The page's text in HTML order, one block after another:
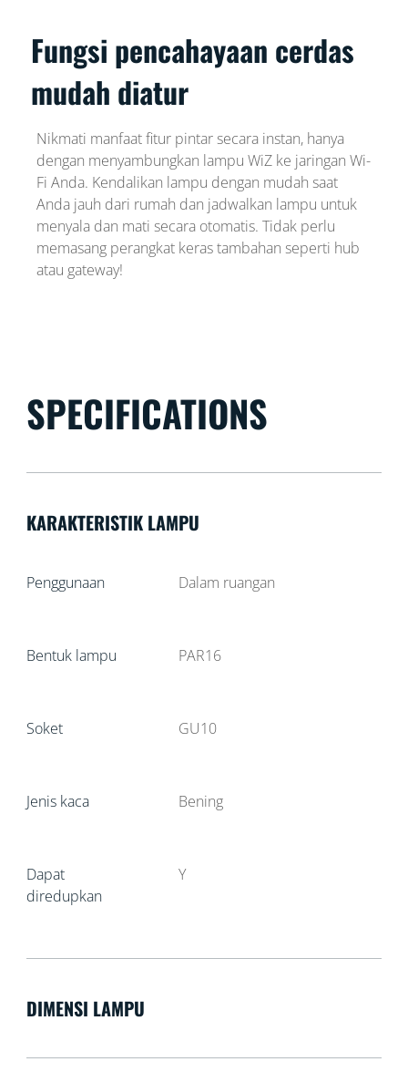
Fungsi pencahayaan cerdas
mudah diatur
Nikmati manfaat fitur pintar secara instan, hanya
dengan menyambungkan lampu WiZ ke jaringan Wi-
Fi Anda. Kendalikan lampu dengan mudah saat
Anda jauh dari rumah dan jadwalkan lampu untuk
menyala dan mati secara otomatis. Tidak perlu
memasang perangkat keras tambahan seperti hub
atau gateway!
SPECIFICATIONS
KARAKTERISTIK LAMPU
Penggunaan Dalam ruangan
Bentuk lampu PAR16
Soket GU10
Jenis kaca Bening
Dapat
diredupkan
Y
DIMENSI LAMPU